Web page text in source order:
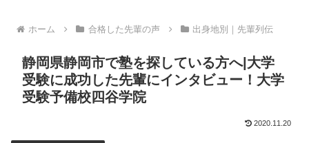
ホーム 合格した先輩の声 出身地別｜先輩列伝
静岡県静岡市で塾を探している方へ|大学
受験に成功した先輩にインタビュー！大学
受験予備校四谷学院
2020.11.20